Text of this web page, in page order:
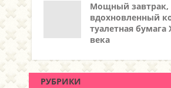
Мощный завтрак,
вдохновленный
туалетная бумага
века
РУБРИКИ